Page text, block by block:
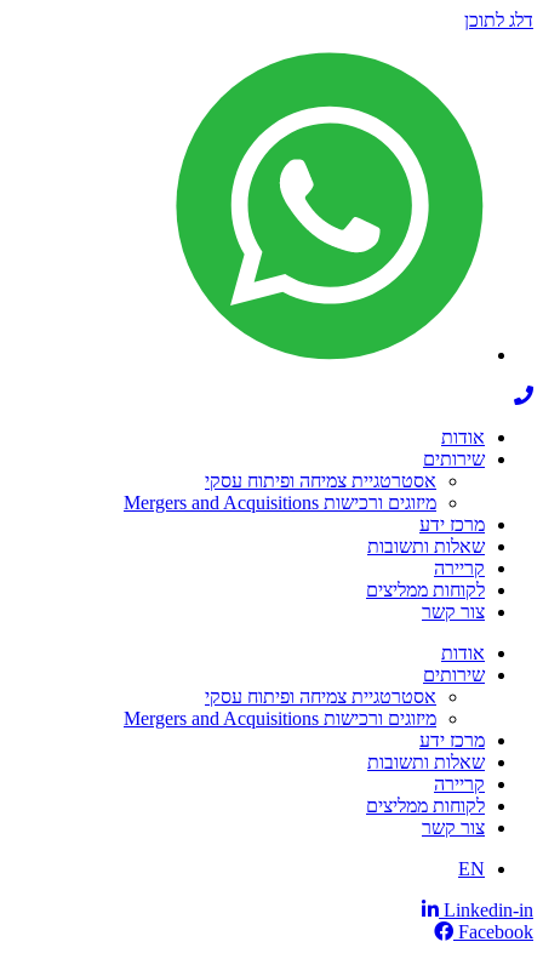
דלג לתוכן
אודות
שירותים
אסטרטגיית צמיחה ופיתוח עסקי
מיזוגים ורכישות Mergers and Acquisitions
מרכז ידע
שאלות ותשובות
קריירה
לקוחות ממליצים
צור קשר
אודות
שירותים
אסטרטגיית צמיחה ופיתוח עסקי
מיזוגים ורכישות Mergers and Acquisitions
מרכז ידע
שאלות ותשובות
קריירה
לקוחות ממליצים
צור קשר
EN
Linkedin-in
Facebook